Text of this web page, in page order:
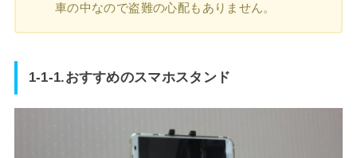
車の中なので盗難の心配もありません。
1-1-1.おすすめのスマホスタンド